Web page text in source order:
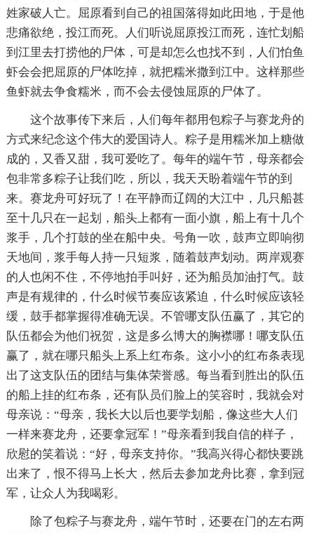
姓家破人亡。屈原看到自己的祖国落得如此田地，于是他
悲痛欲绝，投江而死。人们听说屈原投江而死，连忙划船
到江里去打捞他的尸体，可是却怎么也找不到，人们怕鱼
虾会会把屈原的尸体吃掉，就把糯米撒到江中。这样那些
鱼虾就去争食糯米，而不会去侵蚀屈原的尸体了。
这个故事传下来后，人们每年都用包粽子与赛龙舟的
方式来纪念这个伟大的爱国诗人。粽子是用糯米加上糖做
成的，又香又甜，我可爱吃了。每年的端午节，母亲都会
包非常多粽子让我们吃，所以，我天天盼着端午节的到
来。赛龙舟可好玩了！在平静而辽阔的大江中，几只船甚
至十几只在一起划，船头上都有一面小旗，船上有十几个
浆手，几个打鼓的坐在船中央。号角一吹，鼓声立即响彻
天地间，浆手每人持一只短浆，随着鼓声划动。两岸观赛
的人也闲不住，不停地拍手叫好，还为船员加油打气。鼓
声是有规律的，什么时候节奏应该紧迫，什么时候应该轻
缓，鼓手都掌握得准确无误。不管哪支队伍赢了，其它的
队伍都会为他们祝贺，这是多么博大的胸襟哪！哪支队伍
赢了，就在哪只船头上系上红布条。这小小的红布条表现
出了这支队伍的团结与集体荣誉感。每当看到胜出的队伍
的船上挂的红布条，还有队员们脸上的笑容时，我就会对
母亲说：“母亲，我长大以后也要学划船，像这些大人们
一样来赛龙舟，还要拿冠军！”母亲看到我自信的样子，
欣慰的笑着说：“好，母亲支持你。”我高兴得心都快要跳
出来了，恨不得马上长大，然后去参加龙舟比赛，拿到冠
军，让众人为我喝彩。
除了包粽子与赛龙舟，端午节时，还要在门的左右两